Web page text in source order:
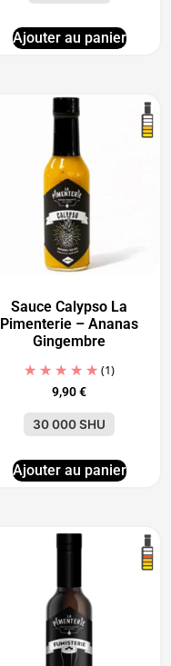
Ajouter au panier
Sauce Calypso La
Pimenterie – Ananas
Gingembre
(1)
9,90€
30 000 SHU
Ajouter au panier